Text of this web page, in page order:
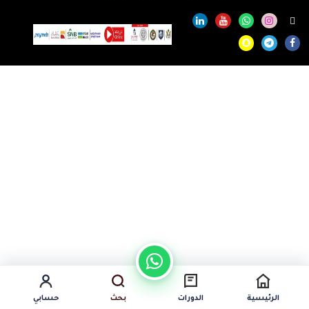
الرئيسية الدورات بحث حسابي